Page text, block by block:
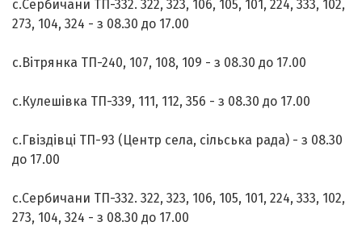
с.Сербичани ТП-332. 322, 323, 106, 105, 101, 224, 333, 102,
273, 104, 324 - з 08.30 до 17.00
с.Вітрянка ТП-240, 107, 108, 109 - з 08.30 до 17.00
с.Кулешівка ТП-339, 111, 112, 356 - з 08.30 до 17.00
с.Гвіздівці ТП-93 (Центр села, сільська рада) - з 08.30
до 17.00
с.Сербичани ТП-332. 322, 323, 106, 105, 101, 224, 333, 102,
273, 104, 324 - з 08.30 до 17.00